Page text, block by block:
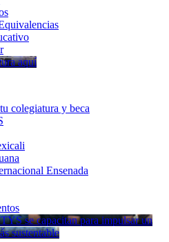
aquí
colegiatura y beca
Ensenada
se capacitan para impulsar un
sustentable